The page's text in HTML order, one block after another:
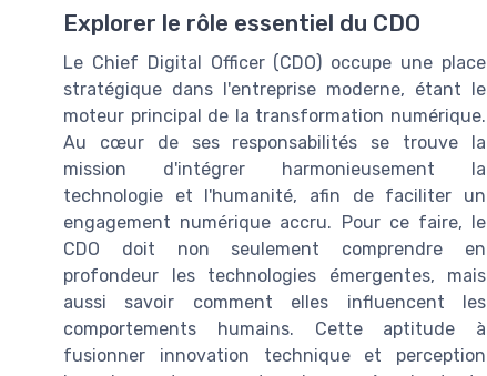
Explorer le rôle essentiel du CDO
Le Chief Digital Officer (CDO) occupe une place
stratégique dans l'entreprise moderne, étant le
moteur principal de la transformation numérique.
Au cœur de ses responsabilités se trouve la
mission d'intégrer harmonieusement la
technologie et l'humanité, afin de faciliter un
engagement numérique accru. Pour ce faire, le
CDO doit non seulement comprendre en
profondeur les technologies émergentes, mais
aussi savoir comment elles influencent les
comportements humains. Cette aptitude à
fusionner innovation technique et perception